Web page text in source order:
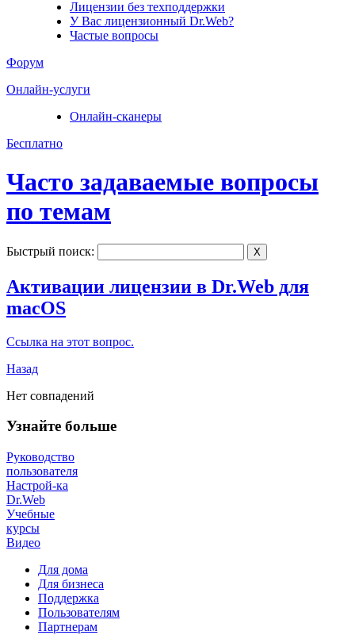
Лицензии без техподдержки
У Вас лицензионный Dr.Web?
Частые вопросы
Форум
Онлайн-услуги
Онлайн-сканеры
Бесплатно
Часто задаваемые вопросы
по темам
Быстрый поиск: X
Активации лицензии в Dr.Web для
maсOS
Ссылка на этот вопрос.
Назад
Нет совпадений
Узнайте больше
Руководство
пользователя
Настрой-ка
Dr.Web
Учебные
курсы
Видео
Для дома
Для бизнеса
Поддержка
Пользователям
Партнерам